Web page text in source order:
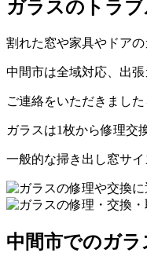
ガラスのトラ
割れた窓や家具やドア
中間市は全域対応、出
ご連絡をいただきまし
ガラスは1枚から修理交
一般的な掃き出し窓サイ
中間市でのガ